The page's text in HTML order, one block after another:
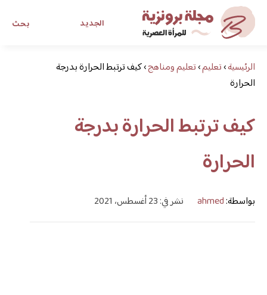
بحث الجديد
مجلة برونزية للفتاة العصريةالرئيسية›تعليم›تعليم ومناهج›كيف ترتبط الحرارة بدرجة
الحرارة
كيف ترتبط الحرارة بدرجة
الحرارة
بواسطة:ahmed نشر في: 23 أغسطس، 2021